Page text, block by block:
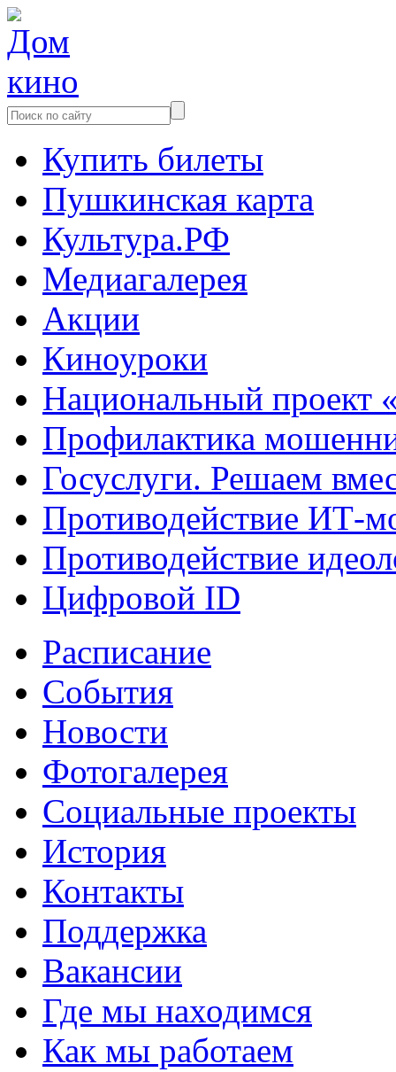
Купить билеты
Пушкинская карта
Культура.РФ
Медиагалерея
Акции
Киноуроки
Национальный проект
Профилактика
Госуслуги. Решаем
Противодействие ИТ-
Противодействие
Цифровой ID
Расписание
События
Новости
Фотогалерея
Социальные проекты
История
Контакты
Поддержка
Вакансии
Где мы находимся
Как мы работаем